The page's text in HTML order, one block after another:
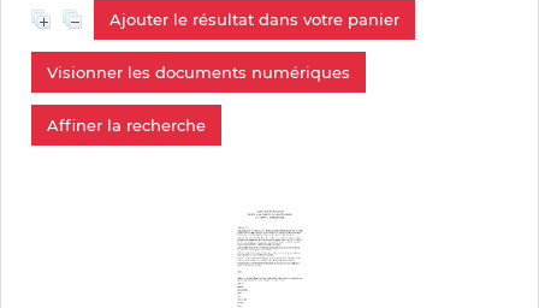
Ajouter le résultat dans votre panier
Visionner les documents numériques
Affiner la recherche